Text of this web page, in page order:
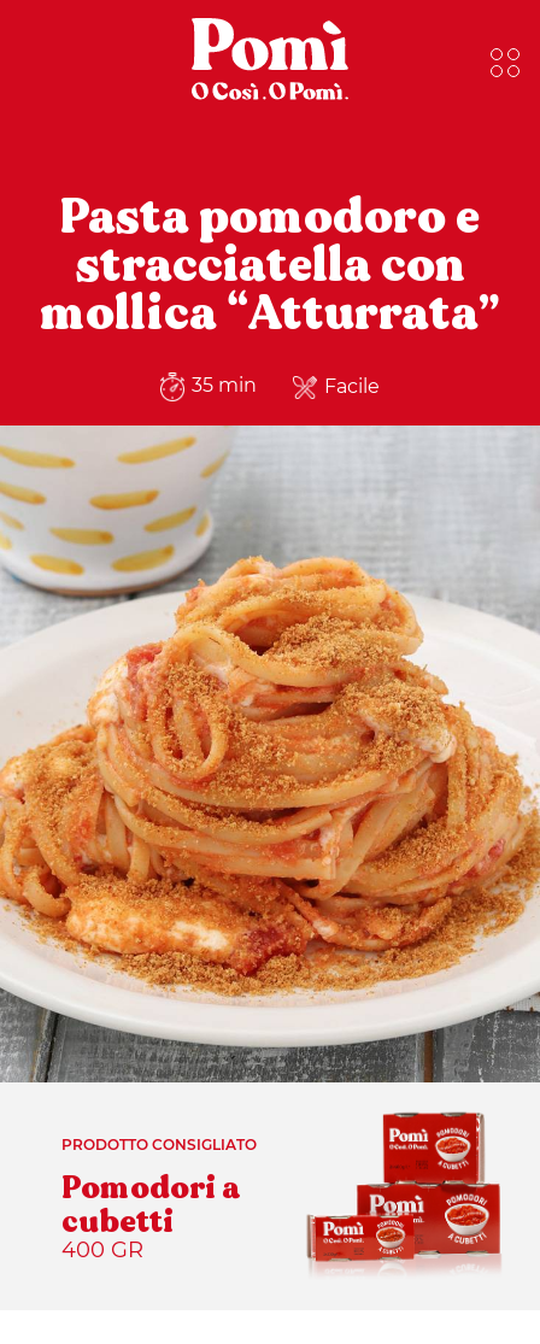
Pasta pomodoro e
stracciatella con
mollica “Atturrata”
35 min Facile
PRODOTTO CONSIGLIATO
Pomodori a
cubetti
400 GR